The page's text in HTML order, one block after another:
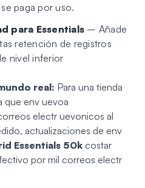
paga por uso.
para Essentials – Añade
retención de registros
nivel inferior
real: Para una tienda
que env uevoa
electr uevonicos al
actualizaciones de env
Essentials 50k costar
por mil correos electr